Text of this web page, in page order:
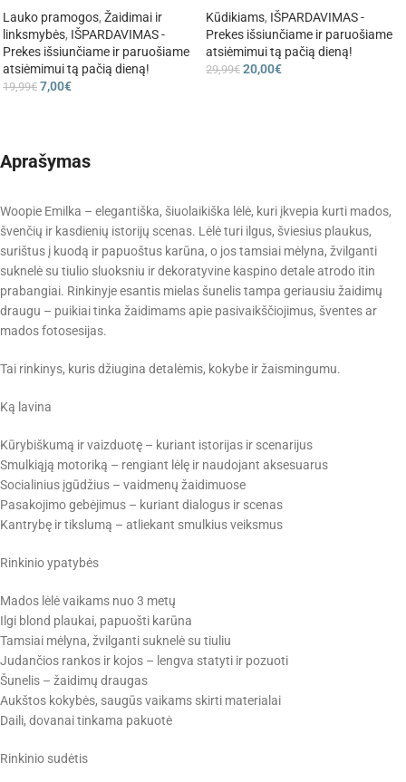
Lauko pramogos, Žaidimai ir
linksmybės, IŠPARDAVIMAS -
Prekes išsiunčiame ir paruošiame
atsiėmimui tą pačią dieną!
19,99€ 7,00€
Kūdikiams, IŠPARDAVIMAS -
Prekes išsiunčiame ir paruošiame
atsiėmimui tą pačią dieną!
29,99€ 20,00€
Aprašymas
Woopie Emilka – elegantiška, šiuolaikiška lėlė, kuri įkvepia kurti mados,
švenčių ir kasdienių istorijų scenas. Lėlė turi ilgus, šviesius plaukus,
surištus į kuodą ir papuoštus karūna, o jos tamsiai mėlyna, žvilganti
suknelė su tiulio sluoksniu ir dekoratyvine kaspino detale atrodo itin
prabangiai. Rinkinyje esantis mielas šunelis tampa geriausiu žaidimų
draugu – puikiai tinka žaidimams apie pasivaikščiojimus, šventes ar
mados fotosesijas.
Tai rinkinys, kuris džiugina detalėmis, kokybe ir žaismingumu.
Ką lavina
Kūrybiškumą ir vaizduotę – kuriant istorijas ir scenarijus
Smulkiąją motoriką – rengiant lėlę ir naudojant aksesuarus
Socialinius įgūdžius – vaidmenų žaidimuose
Pasakojimo gebėjimus – kuriant dialogus ir scenas
Kantrybę ir tikslumą – atliekant smulkius veiksmus
Rinkinio ypatybės
Mados lėlė vaikams nuo 3 metų
Ilgi blond plaukai, papuošti karūna
Tamsiai mėlyna, žvilganti suknelė su tiuliu
Judančios rankos ir kojos – lengva statyti ir pozuoti
Šunelis – žaidimų draugas
Aukštos kokybės, saugūs vaikams skirti materialai
Daili, dovanai tinkama pakuotė
Rinkinio sudėtis